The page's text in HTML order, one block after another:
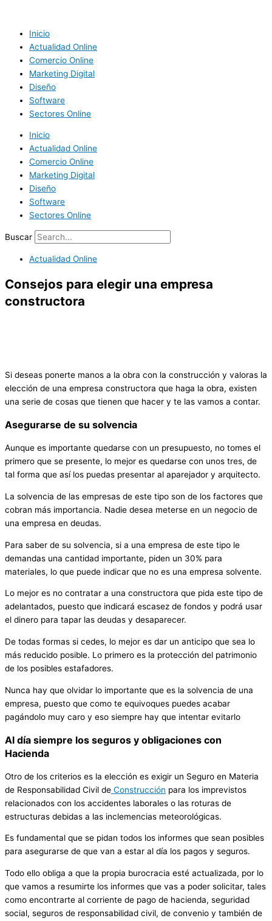
contenido
Inicio
Actualidad Online
Comercio Online
Marketing Digital
Diseño
Software
Sectores Online
Inicio
Actualidad Online
Comercio Online
Marketing Digital
Diseño
Software
Sectores Online
Buscar
Actualidad Online
Consejos para elegir una empresa
constructora
Si deseas ponerte manos a la obra con la construcción y valoras la
elección de una empresa constructora que haga la obra, existen
una serie de cosas que tienen que hacer y te las vamos a contar.
Asegurarse de su solvencia
Aunque es importante quedarse con un presupuesto, no tomes el
primero que se presente, lo mejor es quedarse con unos tres, de
tal forma que así los puedas presentar al aparejador y arquitecto.
La solvencia de las empresas de este tipo son de los factores que
cobran más importancia. Nadie desea meterse en un negocio de
una empresa en deudas.
Para saber de su solvencia, si a una empresa de este tipo le
demandas una cantidad importante, piden un 30% para
materiales, lo que puede indicar que no es una empresa solvente.
Lo mejor es no contratar a una constructora que pida este tipo de
adelantados, puesto que indicará escasez de fondos y podrá usar
el dinero para tapar las deudas y desaparecer.
De todas formas si cedes, lo mejor es dar un anticipo que sea lo
más reducido posible. Lo primero es la protección del patrimonio
de los posibles estafadores.
Nunca hay que olvidar lo importante que es la solvencia de una
empresa, puesto que como te equivoques puedes acabar
pagándolo muy caro y eso siempre hay que intentar evitarlo
Al día siempre los seguros y obligaciones con
Hacienda
Otro de los criterios es la elección es exigir un Seguro en Materia
de Responsabilidad Civil de Construcción para los imprevistos
relacionados con los accidentes laborales o las roturas de
estructuras debidas a las inclemencias meteorológicas.
Es fundamental que se pidan todos los informes que sean posibles
para asegurarse de que van a estar al día los pagos y seguros.
Todo ello obliga a que la propia burocracia esté actualizada, por lo
que vamos a resumirte los informes que vas a poder solicitar, tales
como encontrarte al corriente de pago de hacienda, seguridad
social, seguros de responsabilidad civil, de convenio y también de